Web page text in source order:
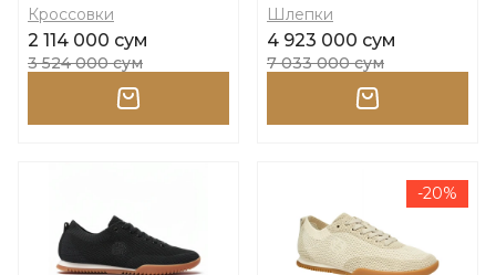
Кроссовки
2 114 000 сум
3 524 000 сум
Шлепки
4 923 000 сум
7 033 000 сум
-20%